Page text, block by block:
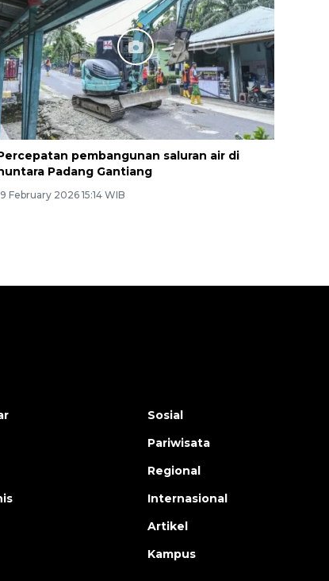
pembangunan saluran air di
Padang Gantiang
February 2026 15:14 WIB
Sosial
Pariwisata
Regional
Internasional
Artikel
Kampus